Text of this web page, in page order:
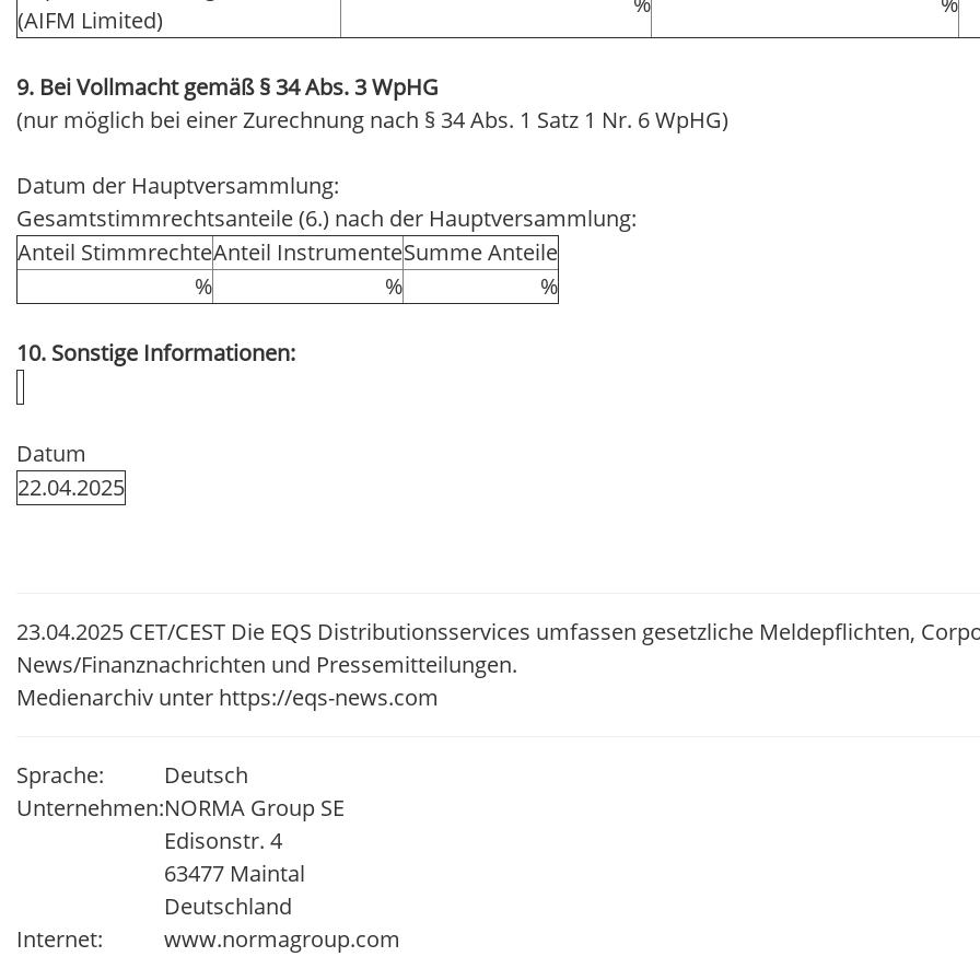
(AIFM Limited)
9. Bei Vollmacht gemäß § 34 Abs. 3 WpHG
(nur möglich bei einer Zurechnung nach § 34 Abs. 1 Satz 1 Nr. 6 WpHG)
Datum der Hauptversammlung:
Gesamtstimmrechtsanteile (6.) nach der Hauptversammlung:
Anteil StimmrechteAnteil InstrumenteSumme Anteile
%
% %
10. Sonstige Informationen:
Datum
22.04.2025
23.04.2025 CET/CEST Die EQS Distributionsservices umfassen gesetzliche Meldepflichten,
News/Finanznachrichten und Pressemitteilungen.
Medienarchiv unter https://eqs-news.com
Sprache:
Deutsch
Unternehmen:NORMA Group SE
Edisonstr. 4
63477 Maintal
Deutschland
Internet:
www.normagroup.com